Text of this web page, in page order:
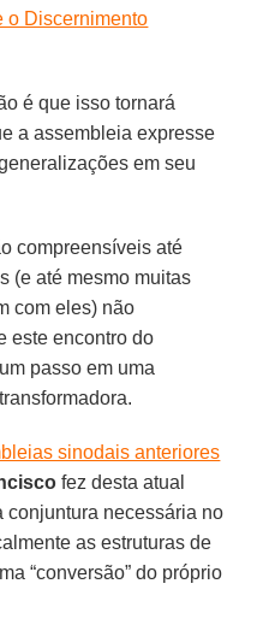
o Discernimento
é que isso tornará
a assembleia expresse
em seu
compreensíveis até
(e até mesmo muitas
com eles) não
este encontro do
passo em uma
sinodais anteriores
fez desta atual
conjuntura necessária no
as estruturas de
“conversão” do próprio